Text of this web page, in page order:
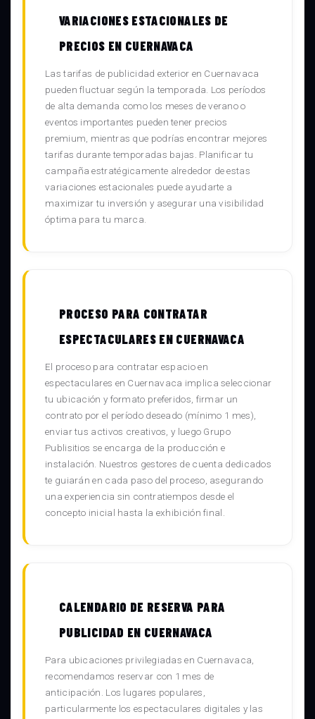
VARIACIONES ESTACIONALES DE
PRECIOS EN CUERNAVACA
Las tarifas de publicidad exterior en Cuernavaca
pueden fluctuar según la temporada. Los períodos
de alta demanda como los meses de verano o
eventos importantes pueden tener precios
premium, mientras que podrías encontrar mejores
tarifas durante temporadas bajas. Planificar tu
campaña estratégicamente alrededor de estas
variaciones estacionales puede ayudarte a
maximizar tu inversión y asegurar una visibilidad
óptima para tu marca.
PROCESO PARA CONTRATAR
ESPECTACULARES EN CUERNAVACA
El proceso para contratar espacio en
espectaculares en Cuernavaca implica seleccionar
tu ubicación y formato preferidos, firmar un
contrato por el período deseado (mínimo 1 mes),
enviar tus activos creativos, y luego Grupo
Publisitios se encarga de la producción e
instalación. Nuestros gestores de cuenta dedicados
te guiarán en cada paso del proceso, asegurando
una experiencia sin contratiempos desde el
concepto inicial hasta la exhibición final.
CALENDARIO DE RESERVA PARA
PUBLICIDAD EN CUERNAVACA
Para ubicaciones privilegiadas en Cuernavaca,
recomendamos reservar con 1 mes de
anticipación. Los lugares populares,
particularmente los espectaculares digitales y las